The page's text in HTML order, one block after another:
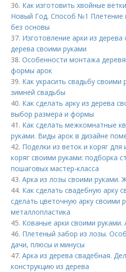
36. Как изготовить хвойные
Новый Год. Способ №1 Плетение
без основы
37. Изготовление арки из дерева
дерева своими руками
38.Особенности монтажа
формы арок
39. Как украсить свадьбу своими
зимней свадьбы
40. Как сделать арку из дерева
выбор размера и формы
41. Как сделать межкомнатные
руками. Виды арок в дизайне
42. Поделки из веток и коряг для
коряг своими руками: подборка
пошаговых мастер-класса
43.Арка из лозы своими руками.
44. Как сделать свадебную арку
сделать цветочную арку своими
металлопластика
45. Кованые арки своими руками.
46. Плетеный забор из лозы.
дачи, плюсы и минусы
47.Арка из дерева свадебная.
конструкцию из дерева